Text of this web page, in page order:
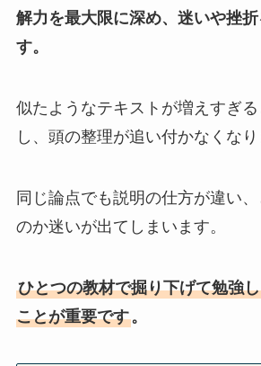
解力を最大限に深め、迷いや挫
す。
似たようなテキストが増えすぎ
し、頭の整理が追い付かなくなり
同じ論点でも説明の仕方が違い
のか迷いが出てしまいます。
ひとつの教材で掘り下げて勉強
ことが重要です。